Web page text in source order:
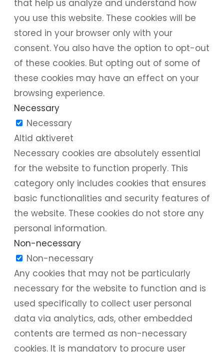
that help us analyze and understand how
you use this website. These cookies will be
stored in your browser only with your
consent. You also have the option to opt-out
of these cookies. But opting out of some of
these cookies may have an effect on your
browsing experience.
Necessary
Necessary
Altid aktiveret
Necessary cookies are absolutely essential
for the website to function properly. This
category only includes cookies that ensures
basic functionalities and security features of
the website. These cookies do not store any
personal information.
Non-necessary
Non-necessary
Any cookies that may not be particularly
necessary for the website to function and is
used specifically to collect user personal
data via analytics, ads, other embedded
contents are termed as non-necessary
cookies. It is mandatory to procure user